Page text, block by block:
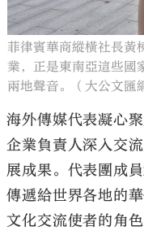
菲律賓華商縱橫社長黃
業，正是東南亞這些國
兩地聲音。（大公文匯
海外傳媒代表凝心
企業負責人深入交
展成果。代表團成
傳遞給世界各地的
文化交流使者的角